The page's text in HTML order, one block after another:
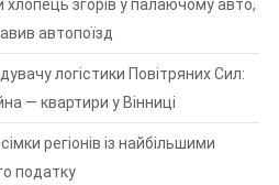
хлопець згорів у палаючому авто,
автопоїзд
логістики Повітряних Сил:
— квартири у Вінниці
регіонів із найбільшими
податку